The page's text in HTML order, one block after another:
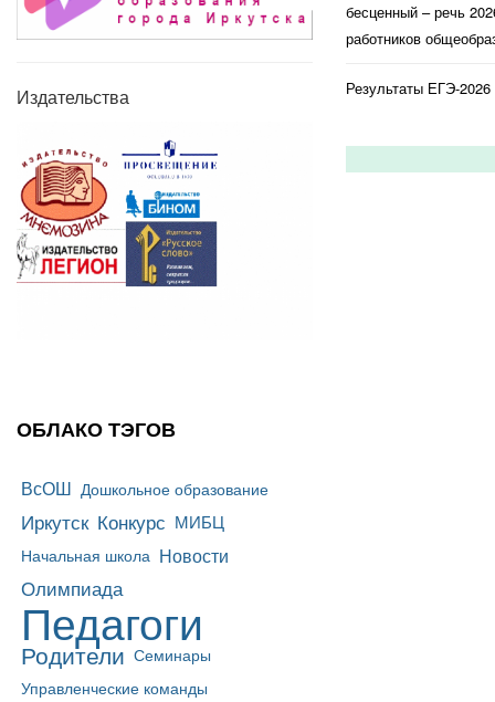
Издательства
ОБЛАКО ТЭГОВ
ВсОШ Дошкольное образование
Иркутск Конкурс МИБЦ
Начальная школа Новости
Олимпиада
Педагоги
Родители Семинары
Управленческие команды
бесценный – речь
работников
Результаты ЕГЭ-